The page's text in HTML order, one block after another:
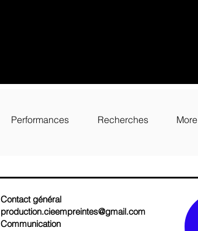
Performances Recherches More
Contact général
production.cieempreintes@gmail.com
Communication